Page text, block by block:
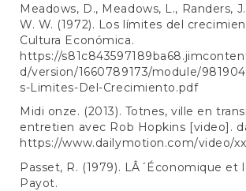
Meadows, D., Meadows, L., Randers,
W. W. (1972). Los límites del
Cultura Económica.
https://
d/version/1660789173/module/
s-Limites-Del-Crecimiento.pdf
Midi onze. (2013). Totnes, ville en
entretien avec Rob Hopkins [video].
https://www.dailymotion.com/video/
Passet, R. (1979). LÂ´Économique et
Payot.